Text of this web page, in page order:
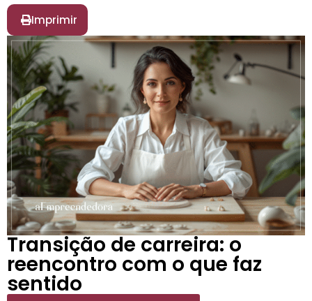
Imprimir
Transição de carreira: o
reencontro com o que faz
sentido